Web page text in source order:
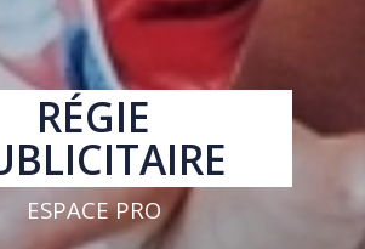
RÉGIE
ESPACE PRO